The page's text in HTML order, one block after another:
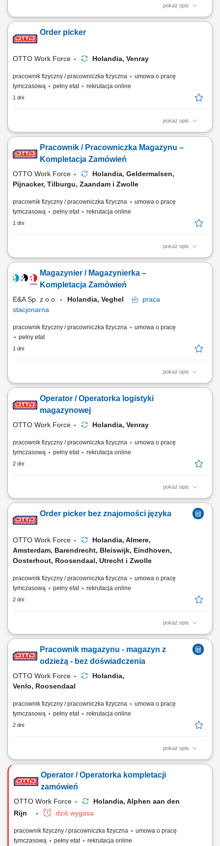
pokaż opis
Zakres obowiązków: pakowanie i układanie towaru na palety; obsługa
miejscu) przepakowywanie, stickerowanie; zbieranie zamówień,
przyjmowanie zwrotów; kontrola jakości, obsługa komputera do
Order picker
OTTO Work Force Holandia, Venray
pracownik fizyczny / pracowniczka fizyczna
umowa o pracę
tymczasową
pełny etat rekrutacja online
1 dni
pokaż opis
Twoje codzienne zadania Pracujesz w nowoczesnym magazynie i
produkty za pomocą ręcznego skanera; Pakować produkty do skrzynek
lub pojemników; Podnosić produkty o różnej wadze; Pracować w
Pracownik / Pracowniczka Magazynu –
Kompletacja Zamówień
OTTO Work Force
Holandia, Geldermalsen,
Pijnacker, Tilburgu, Zaandam i Zwolle
pracownik fizyczny / pracowniczka fizyczna
umowa o pracę
tymczasową
pełny etat rekrutacja online
1 dni
pokaż opis
Opis stanowiska: Kompletowanie zamówień przy użyciu skanera lub
zamówieniami klientów. Obsługa wózków magazynowych typu EPT
oraz urządzeń do transportu wewnętrznego. Zabezpieczanie palet i
Magazynier / Magazynierka –
Kompletacja Zamówień
E&A Sp. z o.o. Holandia, Veghel
praca
stacjonarna
pracownik fizyczny / pracowniczka fizyczna
umowa o pracę
pełny etat
1 dni
pokaż opis
Opis stanowiska kompletowanie zamówień zgodnie z listą produktów,
kontrolowanie jakości oraz zgodności towarów przed przekazaniem do
dalszej realizacji, transport produktów wewnątrz magazynu z
Operator / Operatorka logistyki
magazynowej
OTTO Work Force Holandia, Venray
pracownik fizyczny / pracowniczka fizyczna
umowa o pracę
tymczasową
pełny etat rekrutacja online
2 dni
pokaż opis
Opis stanowiska: zbieranie i kompletowanie zamówień za pomocą
skanera lub systemu głosowego; przygotowanie i zabezpieczanie palet
przed wysyłką; obsługa elektrycznego wózka paletowego (EPT)
transport i układanie towarów w magazynie; wykonywanie zadań
Order picker bez znajomości języka
OTTO Work Force
Holandia, Almere,
Amsterdam, Barendrecht, Bleiswijk, Eindhoven,
Oosterhout, Roosendaal, Utrecht i Zwolle
pracownik fizyczny / pracowniczka fizyczna
umowa o pracę
tymczasową
pełny etat rekrutacja online
2 dni
pokaż opis
Twoje codzienne zadania Kompletujesz i przygotowujesz zamówienia
supermarketowe. Będziesz: Kompletować produkty przy użyciu skanera
ręcznego lub systemu voice picking Sprawdzać, czy wybierasz właściwy
produkt, w odpowiedniej ilości i jakości Pakować zamówienia tak, aby
Pracownik magazynu - magazyn z
odzieżą - bez doświadczenia
OTTO Work Force
Holandia,
Venlo, Roosendaal
pracownik fizyczny / pracowniczka fizyczna
umowa o pracę
tymczasową
pełny etat rekrutacja online
2 dni
pokaż opis
Otrzymujesz pełną stawkę godzinową brutto w wysokości 16,36 €. Na tę
godzinę oraz dodatek ADV, dodatek urlopowy i udział w zyskach. W
zależności od Twoich obowiązków możesz też otrzymać dodatkowe
Operator / Operatorka kompletacji
zamówień
OTTO Work Force
Holandia, Alphen aan den
Rijn
dziś wygasa
pracownik fizyczny / pracowniczka fizyczna
umowa o pracę
tymczasową
pełny etat rekrutacja online